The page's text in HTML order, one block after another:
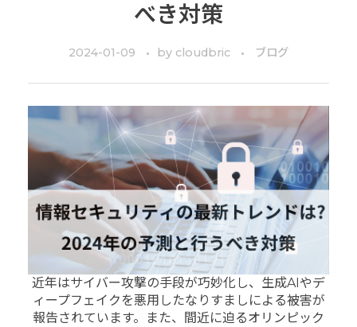
べき対策
2024-01-09 by cloudbric ブログ
近年はサイバー攻撃の手段が巧妙化し、生成AIやデ
ィープフェイクを悪用したなりすましによる被害が
報告されています。また、間近に迫るオリンピック